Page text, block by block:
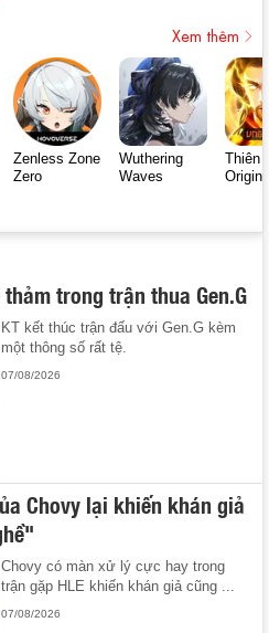
Xem thêm
Zenless Zone
Zero
Wuthering
Waves
Thiên
Origin
trong trận thua Gen.G
KT kết thúc trận đấu với Gen.G kèm
một thông số rất tệ.
07/08/2026
Chovy lại khiến khán giả
Chovy có màn xử lý cực hay trong
trận gặp HLE khiến khán giả cũng ...
07/08/2026